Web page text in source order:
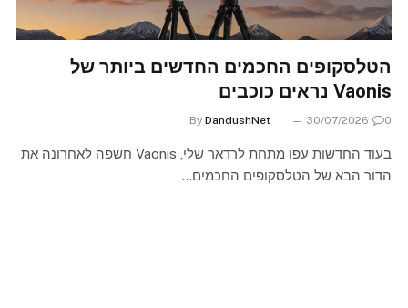
הטלסקופים החכמים החדשים ביותר של
Vaonis נראים כוכבים
By DandushNet 30/07/2026 0
בעוד החדשות עפו מתחת לרדאר שלי, Vaonis חשפה לאחרונה את
הדור הבא של הטלסקופים החכמים…